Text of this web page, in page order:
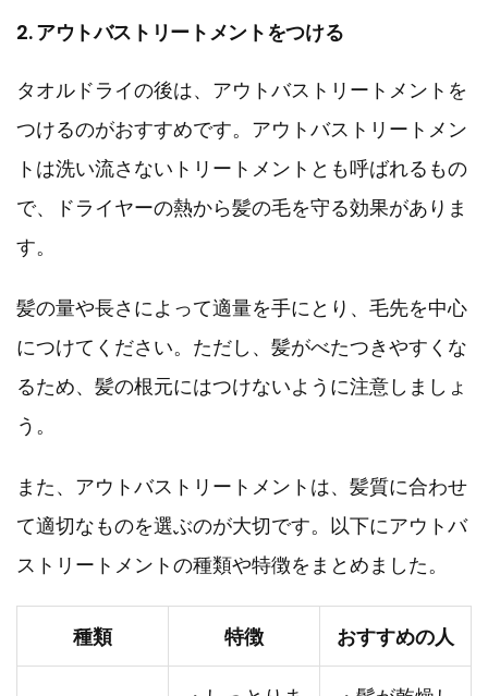
2. アウトバストリートメントをつける
タオルドライの後は、アウトバストリートメントを
つけるのがおすすめです。アウトバストリートメン
トは洗い流さないトリートメントとも呼ばれるもの
で、ドライヤーの熱から髪の毛を守る効果がありま
す。
髪の量や長さによって適量を手にとり、毛先を中心
につけてください。ただし、髪がべたつきやすくな
るため、髪の根元にはつけないように注意しましょ
う。
また、アウトバストリートメントは、髪質に合わせ
て適切なものを選ぶのが大切です。以下にアウトバ
ストリートメントの種類や特徴をまとめました。
種類 特徴 おすすめの人